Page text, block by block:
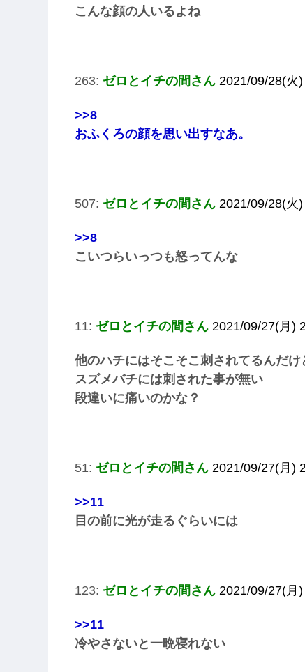
こんな顔の人いるよね
263: ゼロとイチの間さん 2021/09/28(火
>>8
おふくろの顔を思い出すなあ。
507: ゼロとイチの間さん 2021/09/28(火
>>8
こいつらいっつも怒ってんな
11: ゼロとイチの間さん 2021/09/27(月)
他のハチにはそこそこ刺されてるんだけ
スズメバチには刺された事が無い
段違いに痛いのかな？
51: ゼロとイチの間さん 2021/09/27(月)
>>11
目の前に光が走るぐらいには
123: ゼロとイチの間さん 2021/09/27(月
>>11
冷やさないと一晩寝れない